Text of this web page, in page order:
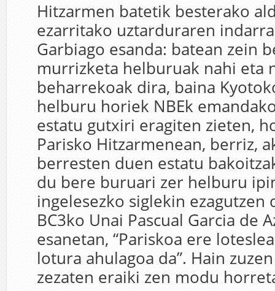
Hitzarmen batetik besterako
ezarritako uztarduraren
Garbiago esanda: batean zein
murrizketa helburuak nahi eta
beharrekoak dira, baina
helburu horiek NBEk
estatu gutxiri eragiten zieten,
Parisko Hitzarmenean, berriz,
berresten duen estatu
du bere buruari zer helburu
ingelesezko siglekin
BC3ko Unai Pascual Garcia de
esanetan, “Pariskoa ere
lotura ahulagoa da”. Hain
zezaten eraiki zen modu